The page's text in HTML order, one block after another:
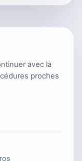
avec la
proches